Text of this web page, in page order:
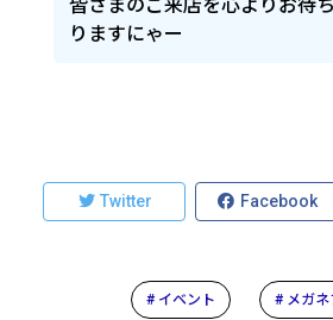
皆さまのご来店を心よりお待
りますにゃー
Twitter Facebook
# イベント # メガネ